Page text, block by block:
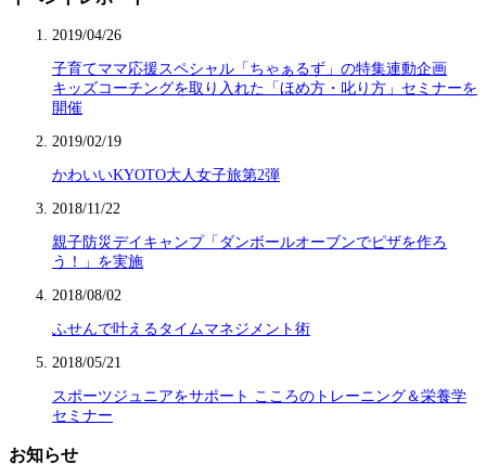
2019/04/26
子育てママ応援スペシャル「ちゃぁるず」の特集連動企画
キッズコーチングを取り入れた「ほめ方・叱り方」セミナーを
開催
2019/02/19
かわいいKYOTO大人女子旅第2弾
2018/11/22
親子防災デイキャンプ「ダンボールオーブンでピザを作ろ
う！」を実施
2018/08/02
ふせんで叶えるタイムマネジメント術
2018/05/21
スポーツジュニアをサポート こころのトレーニング＆栄養学
セミナー
お知らせ